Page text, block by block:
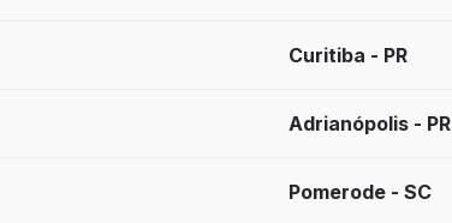
Curitiba - PR
Adrianópolis - PR
Pomerode - SC